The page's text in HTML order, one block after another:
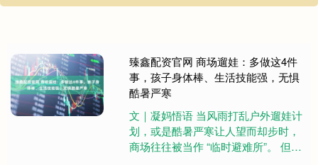
臻鑫配资官网 商场遛娃：多做这4件
事，孩子身体棒、生活技能强，无惧
酷暑严寒
文｜凝妈悟语 当风雨打乱户外遛娃计
划，或是酷暑严寒让人望而却步时，
商场往往被当作 “临时避难所”。 但不